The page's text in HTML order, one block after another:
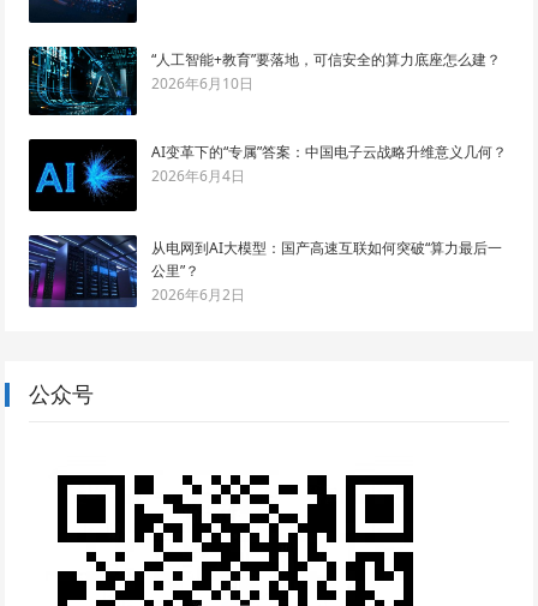
“人工智能+教育”要落地，可信安全的算力底座怎么建？
2026年6月10日
AI变革下的“专属”答案：中国电子云战略升维意义几何？
2026年6月4日
从电网到AI大模型：国产高速互联如何突破“算力最后一
公里”？
2026年6月2日
公众号